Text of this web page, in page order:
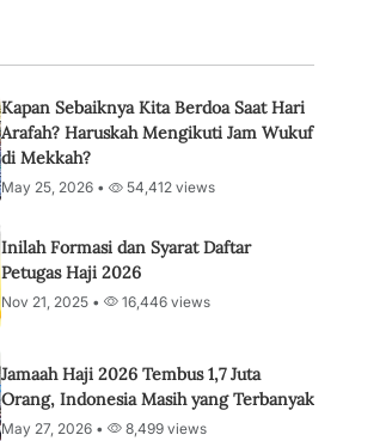
Kapan Sebaiknya Kita Berdoa Saat Hari
Arafah? Haruskah Mengikuti Jam Wukuf
di Mekkah?
May 25, 2026 • 54,412 views
Inilah Formasi dan Syarat Daftar
Petugas Haji 2026
Nov 21, 2025 • 16,446 views
Jamaah Haji 2026 Tembus 1,7 Juta
Orang, Indonesia Masih yang Terbanyak
May 27, 2026 • 8,499 views